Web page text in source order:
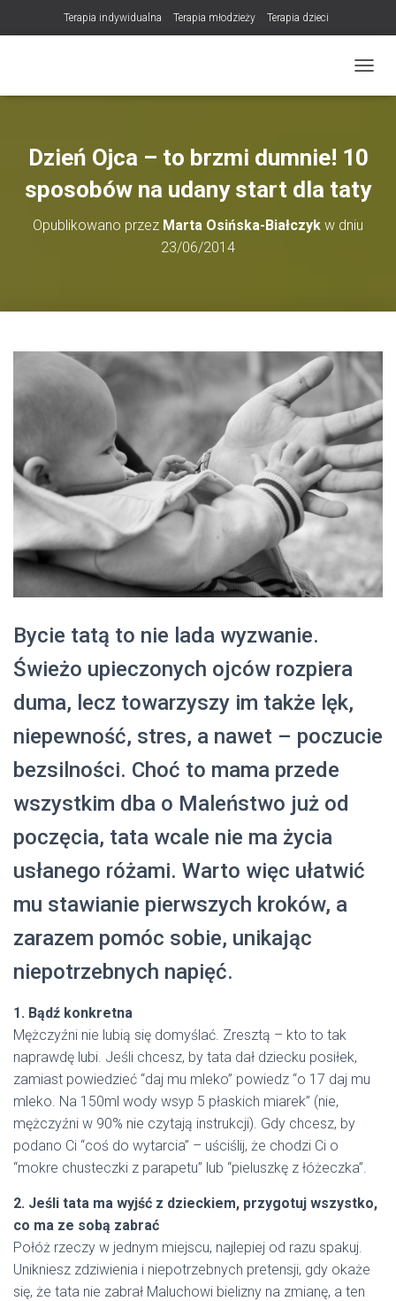
Terapia indywidualna Terapia młodzieży Terapia dzieci
NOWOŚĆ! Trening Komunikacji dla Par
LET Me Go! – Ekspresowa Terapia Lęku (IET) Cart
Konsultacje rodzicielskie
Dzień Ojca – to brzmi dumnie! 10
sposobów na udany start dla taty
Opublikowano przez Marta Osińska-Białczyk w dniu
23/06/2014
Bycie tatą to nie lada wyzwanie.
Świeżo upieczonych ojców rozpiera
duma, lecz towarzyszy im także lęk,
niepewność, stres, a nawet – poczucie
bezsilności. Choć to mama przede
wszystkim dba o Maleństwo już od
poczęcia, tata wcale nie ma życia
usłanego różami. Warto więc ułatwić
mu stawianie pierwszych kroków, a
zarazem pomóc sobie, unikając
niepotrzebnych napięć.
1. Bądź konkretna
Mężczyźni nie lubią się domyślać. Zresztą – kto to tak
naprawdę lubi. Jeśli chcesz, by tata dał dziecku posiłek,
zamiast powiedzieć “daj mu mleko” powiedz “o 17 daj mu
mleko. Na 150ml wody wsyp 5 płaskich miarek” (nie,
mężczyźni w 90% nie czytają instrukcji). Gdy chcesz, by
podano Ci “coś do wytarcia” – uściślij, że chodzi Ci o
“mokre chusteczki z parapetu” lub “pieluszkę z łóżeczka”.
2. Jeśli tata ma wyjść z dzieckiem, przygotuj wszystko,
co ma ze sobą zabrać
Połóż rzeczy w jednym miejscu, najlepiej od razu spakuj.
Unikniesz zdziwienia i niepotrzebnych pretensji, gdy okaże
się, że tata nie zabrał Maluchowi bielizny na zmianę, a ten